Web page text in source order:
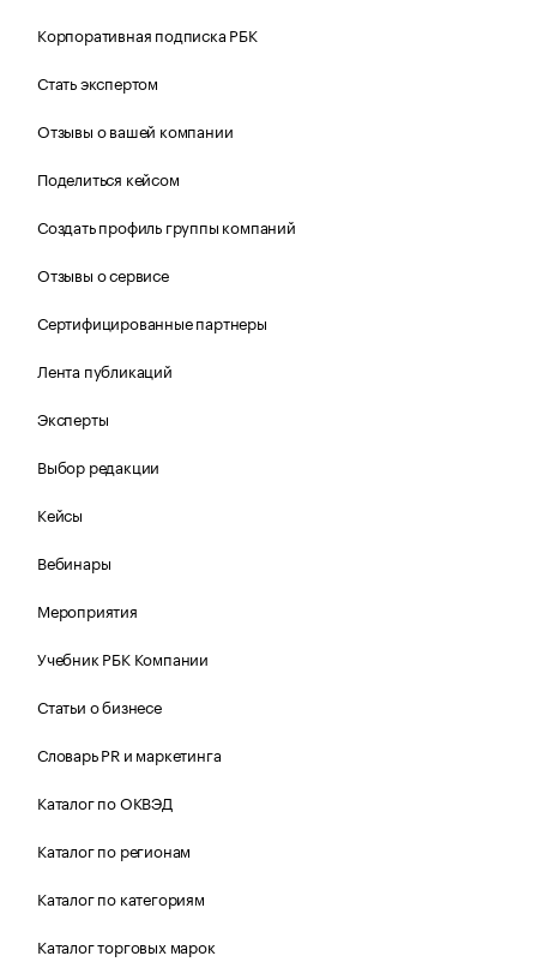
Корпоративная подписка РБК
Стать экспертом
Отзывы о вашей компании
Поделиться кейсом
Создать профиль группы компаний
Отзывы о сервисе
Сертифицированные партнеры
Лента публикаций
Эксперты
Выбор редакции
Кейсы
Вебинары
Мероприятия
Учебник РБК Компании
Статьи о бизнесе
Словарь PR и маркетинга
Каталог по ОКВЭД
Каталог по регионам
Каталог по категориям
Каталог торговых марок